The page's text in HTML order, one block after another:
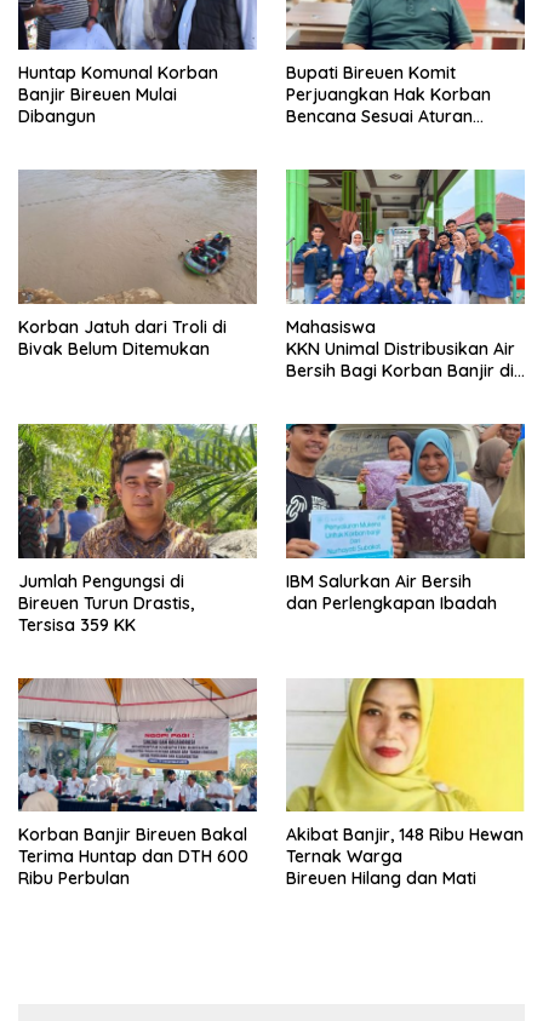
Huntap Komunal Korban
Banjir Bireuen Mulai
Dibangun
Bupati Bireuen Komit
Perjuangkan Hak Korban
Bencana Sesuai Aturan
Korban Jatuh dari Troli di
Bivak Belum Ditemukan
Mahasiswa
KKN Unimal Distribusikan Air
Bersih Bagi Korban Banjir di
Jumlah Pengungsi di
Bireuen Turun Drastis,
Tersisa 359 KK
IBM Salurkan Air Bersih
dan Perlengkapan Ibadah
Korban Banjir Bireuen Bakal
Terima Huntap dan DTH 600
Ribu Perbulan
Akibat Banjir, 148 Ribu Hewan
Ternak Warga
Bireuen Hilang dan Mati